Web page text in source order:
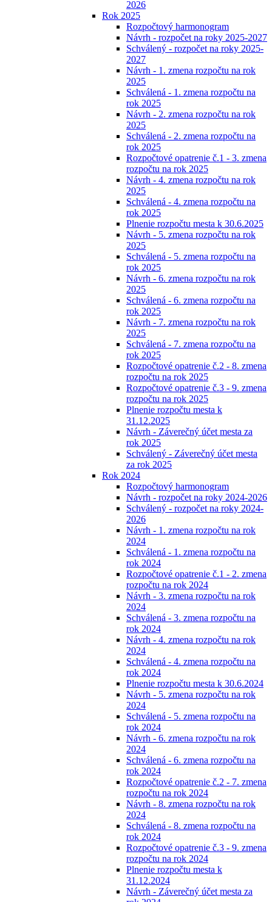
2026
Rok 2025
Rozpočtový harmonogram
Návrh - rozpočet na roky 2025-2027
Schválený - rozpočet na roky 2025-
2027
Návrh - 1. zmena rozpočtu na rok
2025
Schválená - 1. zmena rozpočtu na
rok 2025
Návrh - 2. zmena rozpočtu na rok
2025
Schválená - 2. zmena rozpočtu na
rok 2025
Rozpočtové opatrenie č.1 - 3. zmena
rozpočtu na rok 2025
Návrh - 4. zmena rozpočtu na rok
2025
Schválená - 4. zmena rozpočtu na
rok 2025
Plnenie rozpočtu mesta k 30.6.2025
Návrh - 5. zmena rozpočtu na rok
2025
Schválená - 5. zmena rozpočtu na
rok 2025
Návrh - 6. zmena rozpočtu na rok
2025
Schválená - 6. zmena rozpočtu na
rok 2025
Návrh - 7. zmena rozpočtu na rok
2025
Schválená - 7. zmena rozpočtu na
rok 2025
Rozpočtové opatrenie č.2 - 8. zmena
rozpočtu na rok 2025
Rozpočtové opatrenie č.3 - 9. zmena
rozpočtu na rok 2025
Plnenie rozpočtu mesta k
31.12.2025
Návrh - Záverečný účet mesta za
rok 2025
Schválený - Záverečný účet mesta
za rok 2025
Rok 2024
Rozpočtový harmonogram
Návrh - rozpočet na roky 2024-2026
Schválený - rozpočet na roky 2024-
2026
Návrh - 1. zmena rozpočtu na rok
2024
Schválená - 1. zmena rozpočtu na
rok 2024
Rozpočtové opatrenie č.1 - 2. zmena
rozpočtu na rok 2024
Návrh - 3. zmena rozpočtu na rok
2024
Schválená - 3. zmena rozpočtu na
rok 2024
Návrh - 4. zmena rozpočtu na rok
2024
Schválená - 4. zmena rozpočtu na
rok 2024
Plnenie rozpočtu mesta k 30.6.2024
Návrh - 5. zmena rozpočtu na rok
2024
Schválená - 5. zmena rozpočtu na
rok 2024
Návrh - 6. zmena rozpočtu na rok
2024
Schválená - 6. zmena rozpočtu na
rok 2024
Rozpočtové opatrenie č.2 - 7. zmena
rozpočtu na rok 2024
Návrh - 8. zmena rozpočtu na rok
2024
Schválená - 8. zmena rozpočtu na
rok 2024
Rozpočtové opatrenie č.3 - 9. zmena
rozpočtu na rok 2024
Plnenie rozpočtu mesta k
31.12.2024
Návrh - Záverečný účet mesta za